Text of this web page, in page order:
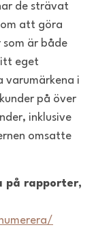
de strävat
att göra
är både
eget
varumärkena i
på över
inklusive
omsatte
på rapporter,